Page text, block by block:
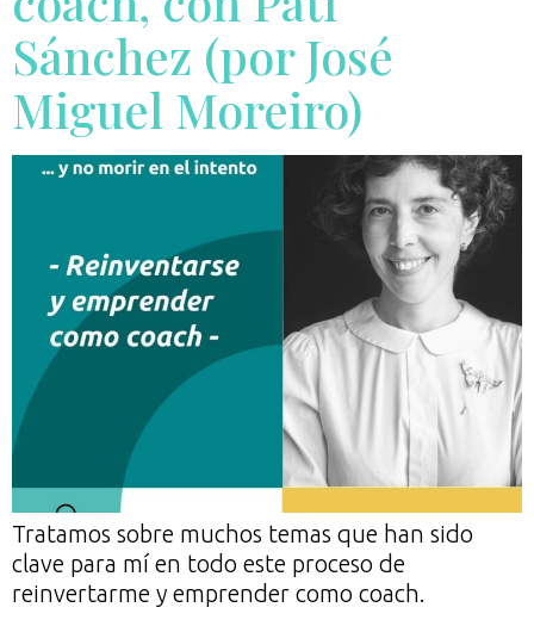
Sánchez (por José
Miguel Moreiro)
Tratamos sobre muchos temas que han sido
clave para mí en todo este proceso de
reinvertarme y emprender como coach.